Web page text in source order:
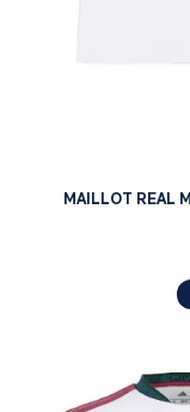
MAILLOT REAL